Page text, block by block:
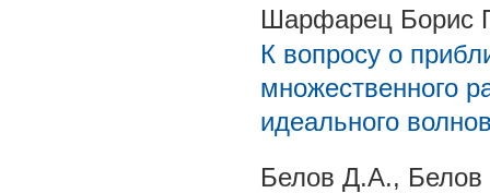
Шарфарец Борис
К вопросу о
множественного
идеального
Белов Д.А.,